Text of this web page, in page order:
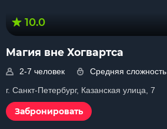
10.0
Магия вне Хогвартса
2-7 человек
Средняя сложность
г. Санкт-Петербург, Казанская улица, 7
Забронировать